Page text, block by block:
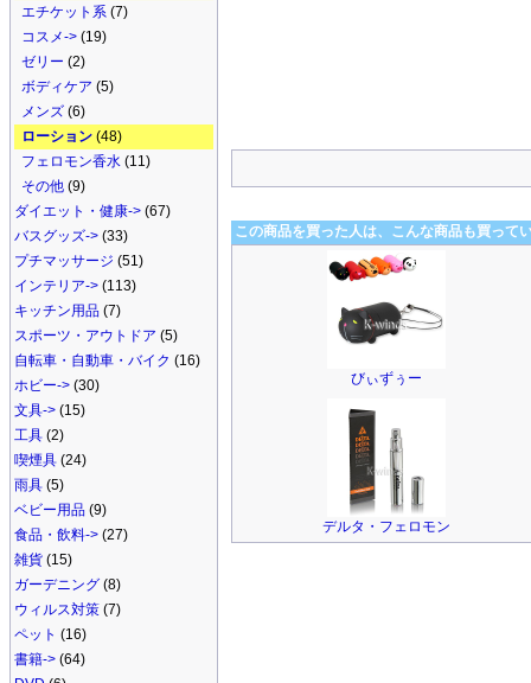
エチケット系 (7)
コスメ-> (19)
ゼリー (2)
ボディケア (5)
メンズ (6)
ローション (48)
フェロモン香水 (11)
その他 (9)
ダイエット・健康-> (67)
バスグッズ-> (33)
プチマッサージ (51)
インテリア-> (113)
キッチン用品 (7)
スポーツ・アウトドア (5)
自転車・自動車・バイク (16)
ホビー-> (30)
文具-> (15)
工具 (2)
喫煙具 (24)
雨具 (5)
ベビー用品 (9)
食品・飲料-> (27)
雑貨 (15)
ガーデニング (8)
ウィルス対策 (7)
ペット (16)
書籍-> (64)
この商品を買った人は、こんな商品も買って
びぃずぅー
デルタ・フェロモン